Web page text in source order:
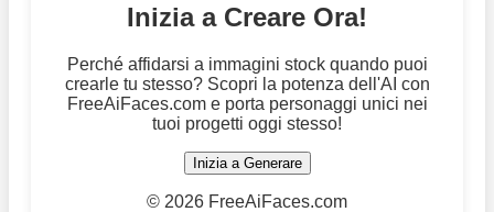
Inizia a Creare Ora!
Perché affidarsi a immagini stock quando puoi
crearle tu stesso? Scopri la potenza dell'AI con
FreeAiFaces.com e porta personaggi unici nei
tuoi progetti oggi stesso!
Inizia a Generare
© 2026 FreeAiFaces.com